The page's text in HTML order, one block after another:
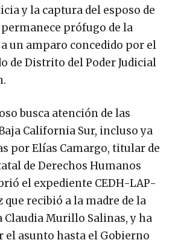
y la captura del esposo de
prófugo de la
un amparo concedido por el
de Distrito del Poder Judicial
busca atención de las
California Sur, incluso ya
por Elías Camargo, titular de
de Derechos Humanos
el expediente CEDH-LAP-
que recibió a la madre de la
Claudia Murillo Salinas, y ha
el asunto hasta el Gobierno